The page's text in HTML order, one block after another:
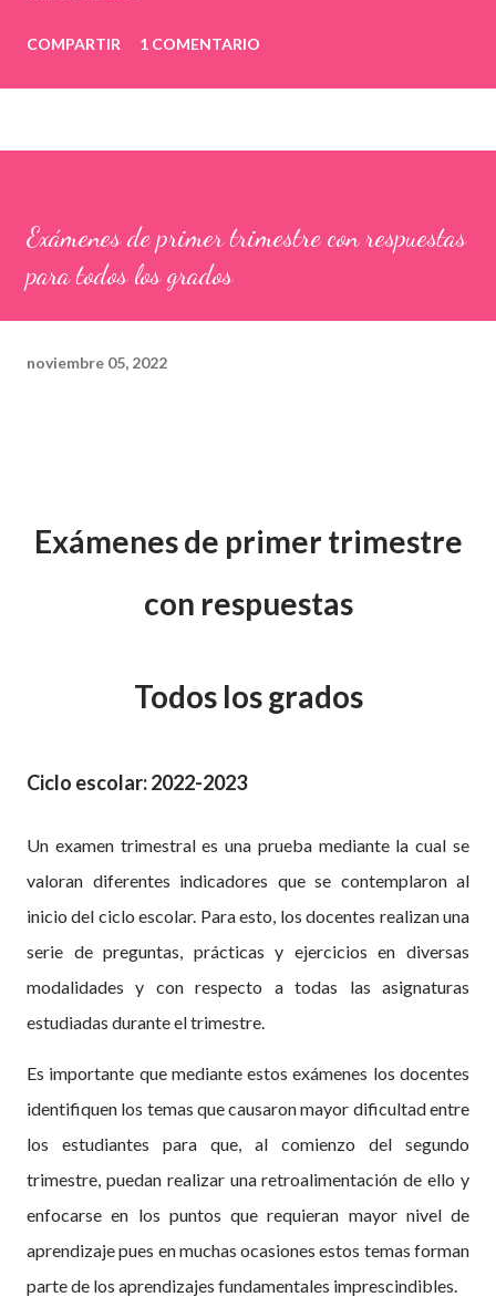
COMPARTIR 1 COMENTARIO
Exámenes de primer trimestre con respuestas
para todos los grados
noviembre 05, 2022
Exámenes de primer trimestre
con respuestas
Todos los grados
Ciclo escolar: 2022-2023
Un examen trimestral es una prueba mediante la cual se
valoran diferentes indicadores que se contemplaron al
inicio del ciclo escolar. Para esto, los docentes realizan una
serie de preguntas, prácticas y ejercicios en diversas
modalidades y con respecto a todas las asignaturas
estudiadas durante el trimestre.
Es importante que mediante estos exámenes los docentes
identifiquen los temas que causaron mayor dificultad entre
los estudiantes para que, al comienzo del segundo
trimestre, puedan realizar una retroalimentación de ello y
enfocarse en los puntos que requieran mayor nivel de
aprendizaje pues en muchas ocasiones estos temas forman
parte de los aprendizajes fundamentales imprescindibles.